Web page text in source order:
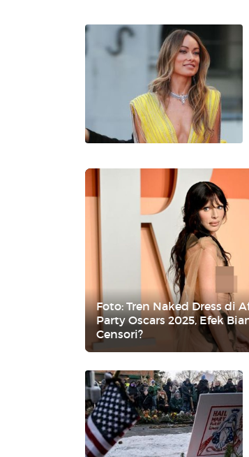
Foto: Tren Naked Dress di
Party Oscars 2025, Efek
Censori?